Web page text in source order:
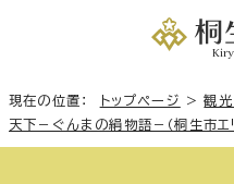
現在の位置： トップページ >観光
天下－ぐんまの絹物語－（桐生市エ